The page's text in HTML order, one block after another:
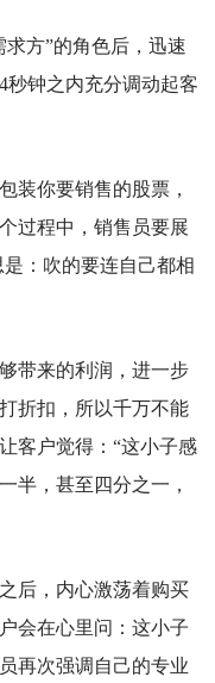
方”的角色后，迅速
秒钟之内充分调动起客
装你要销售的股票，
过程中，销售员要展
：吹的要连自己都相
带来的利润，进一步
折扣，所以千万不能
客户觉得：“这小子感
半，甚至四分之一，
后，内心激荡着购买
会在心里问：这小子
再次强调自己的专业